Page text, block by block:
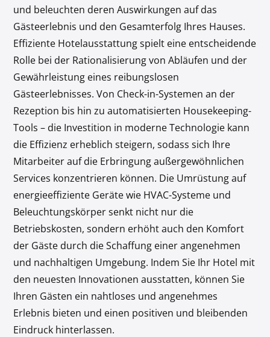
und beleuchten deren Auswirkungen auf das
Gästeerlebnis und den Gesamterfolg Ihres Hauses.
Effiziente Hotelausstattung spielt eine entscheidende
Rolle bei der Rationalisierung von Abläufen und der
Gewährleistung eines reibungslosen
Gästeerlebnisses. Von Check-in-Systemen an der
Rezeption bis hin zu automatisierten Housekeeping-
Tools – die Investition in moderne Technologie kann
die Effizienz erheblich steigern, sodass sich Ihre
Mitarbeiter auf die Erbringung außergewöhnlichen
Services konzentrieren können. Die Umrüstung auf
energieeffiziente Geräte wie HVAC-Systeme und
Beleuchtungskörper senkt nicht nur die
Betriebskosten, sondern erhöht auch den Komfort
der Gäste durch die Schaffung einer angenehmen
und nachhaltigen Umgebung. Indem Sie Ihr Hotel mit
den neuesten Innovationen ausstatten, können Sie
Ihren Gästen ein nahtloses und angenehmes
Erlebnis bieten und einen positiven und bleibenden
Eindruck hinterlassen.